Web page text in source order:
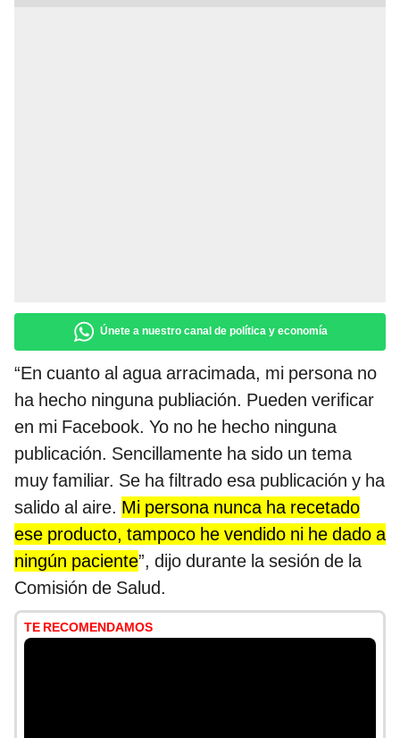
Únete a nuestro canal de política y economía
“En cuanto al agua arracimada, mi persona no
ha hecho ninguna publiación. Pueden verificar
en mi Facebook. Yo no he hecho ninguna
publicación. Sencillamente ha sido un tema
muy familiar. Se ha filtrado esa publicación y ha
salido al aire. Mi persona nunca ha recetado
ese producto, tampoco he vendido ni he dado a
ningún paciente”, dijo durante la sesión de la
Comisión de Salud.
TE RECOMENDAMOS